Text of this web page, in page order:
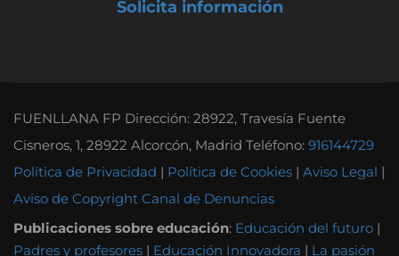
Solicita información
FUENLLANA FP Dirección: 28922, Travesía Fuente
Cisneros, 1, 28922 Alcorcón, Madrid Teléfono: 916144729
Política de Privacidad | Política de Cookies | Aviso Legal |
Aviso de Copyright Canal de Denuncias
Publicaciones sobre educación: Educación del futuro |
Padres y profesores | Educación Innovadora | La pasión